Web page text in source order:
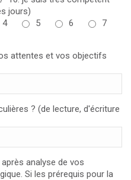
jours)
4 5 6
7
attentes et vos objectifs
? (de lecture, d'écriture
analyse de vos
Si les prérequis pour la